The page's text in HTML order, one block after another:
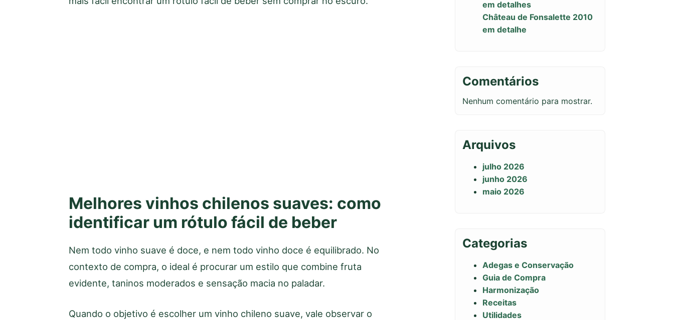
Melhores vinhos chilenos suaves: como
identificar um rótulo fácil de beber
Nem todo vinho suave é doce, e nem todo vinho doce é equilibrado. No
contexto de compra, o ideal é procurar um estilo que combine fruta
evidente, taninos moderados e sensação macia no paladar.
Quando o objetivo é escolher um vinho chileno suave, vale observar o
em detalhes
Château de Fonsalette 2010
em detalhe
Comentários
Nenhum comentário para mostrar.
Arquivos
julho 2026
junho 2026
maio 2026
Categorias
Adegas e Conservação
Guia de Compra
Harmonização
Receitas
Utilidades